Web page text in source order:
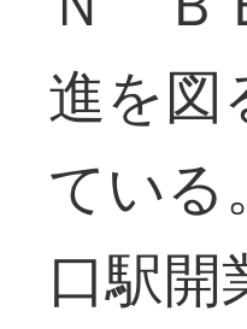
進を図
ている
口駅開